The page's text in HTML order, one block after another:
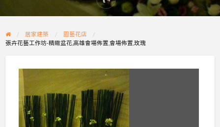
Report
problem
居家建築
園藝花店
張卉花藝工作坊-精緻盆花,高雄會場佈置,會場佈置,玫瑰